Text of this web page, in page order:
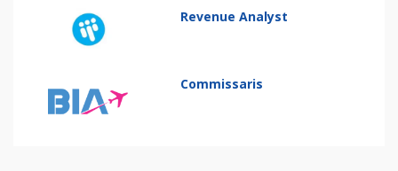
Revenue Analyst
Commissaris